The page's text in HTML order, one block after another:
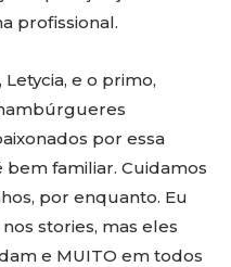
profissional.
e o primo,
por essa
bem familiar. Cuidamos
por enquanto. Eu
stories, mas eles
e MUITO em todos